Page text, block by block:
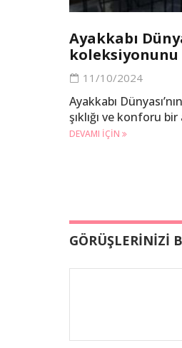
Ayakkabı
koleksiyonunu
11/10/2024
Ayakkabı
şıklığı ve konforu
DEVAMI IÇIN
GÖRÜŞLERİNİZİ